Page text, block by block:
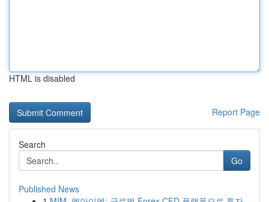
HTML is disabled
Report Page
Search
Go
Published News